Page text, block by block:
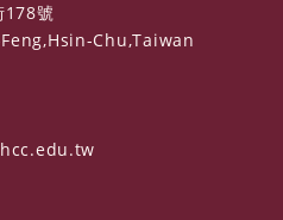
178號
Chu,Taiwan